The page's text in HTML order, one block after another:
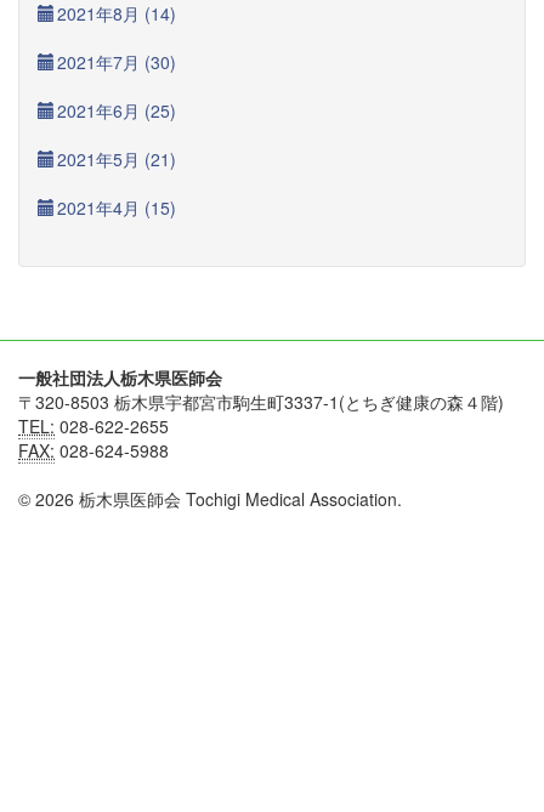
2021年8月 (14)
2021年7月 (30)
2021年6月 (25)
2021年5月 (21)
2021年4月 (15)
一般社団法人栃木県医師会
〒320-8503 栃木県宇都宮市駒生町3337-1(とちぎ健康の森４階)
TEL: 028-622-2655
FAX: 028-624-5988
© 2026 栃木県医師会 Tochigi Medical Association.